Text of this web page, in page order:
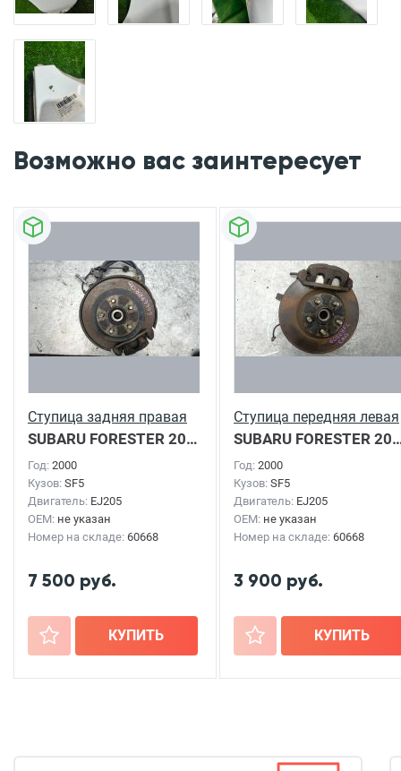
Возможно вас заинтересует
Ступица задняя правая
SUBARU FORESTER 2000г.
Год: 2000
Кузов: SF5
Двигатель: EJ205
OEM: не указан
Номер на складе: 60668
7 500 руб.
+ КУПИТЬ
Ступица передняя левая
SUBARU FORESTER 2000г.
Год: 2000
Кузов: SF5
Двигатель: EJ205
OEM: не указан
Номер на складе: 60668
3 900 руб.
+ КУПИТЬ